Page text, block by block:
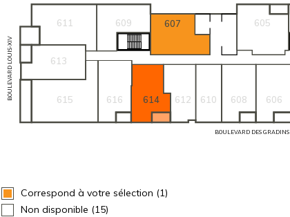
BOULEVARD LOUIS-XIV
605
606
607
608
609
610
611
612
613
614
615 616
BOULEVARD DES GRADINS
Correspond à votre sélection (1)
Non disponible (15)